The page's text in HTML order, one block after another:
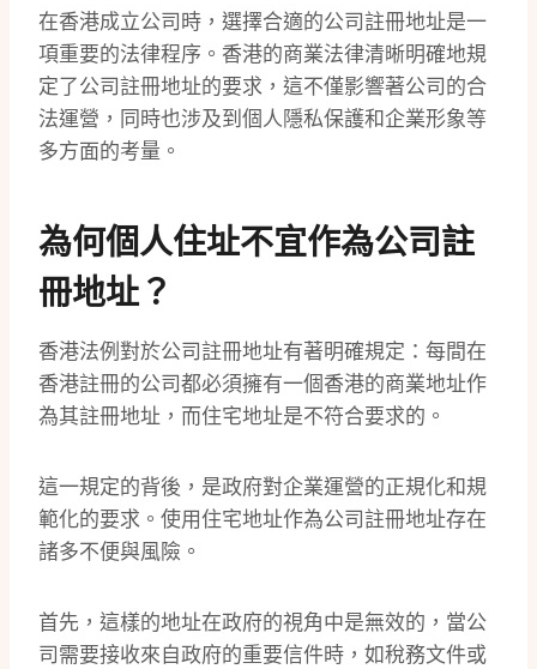
在香港成立公司時，選擇合適的公司註冊地址是一
項重要的法律程序。香港的商業法律清晰明確地規
定了公司註冊地址的要求，這不僅影響著公司的合
法運營，同時也涉及到個人隱私保護和企業形象等
多方面的考量。
為何個人住址不宜作為公司註
冊地址？
香港法例對於公司註冊地址有著明確規定：每間在
香港註冊的公司都必須擁有一個香港的商業地址作
為其註冊地址，而住宅地址是不符合要求的。
這一規定的背後，是政府對企業運營的正規化和規
範化的要求。使用住宅地址作為公司註冊地址存在
諸多不便與風險。
首先，這樣的地址在政府的視角中是無效的，當公
司需要接收來自政府的重要信件時，如稅務文件或